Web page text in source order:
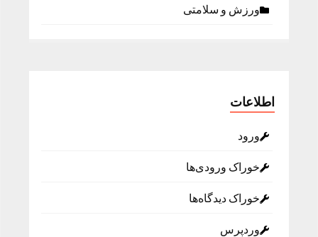
ورزش و سلامتی
اطلاعات
ورود
خوراک ورودی‌ها
خوراک دیدگاه‌ها
وردپرس